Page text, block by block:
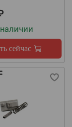
сейчас